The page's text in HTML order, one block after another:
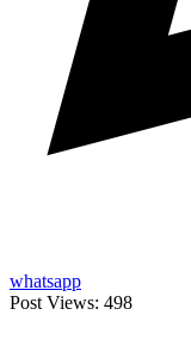
whatsapp
Post Views: 498